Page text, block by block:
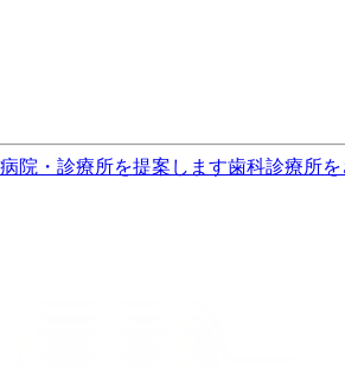
院・診療所を提案します歯科診療所を